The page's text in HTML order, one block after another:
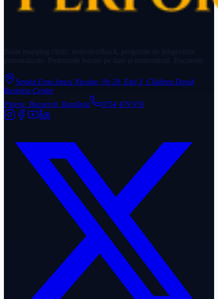
Brain mapping clinic, neurofeedback, programe de longevitate
personalizate. Protocoale bazate pe date și neuroștiință. București.
Strada Erou Iancu Nicolae, Nr 29, Etaj 3, Clădirea David
Business Center,
Pipera, București, România
0754 479 976